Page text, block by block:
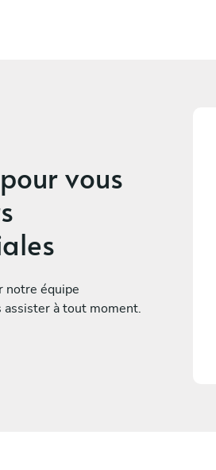
vous
notre équipe
à tout moment.